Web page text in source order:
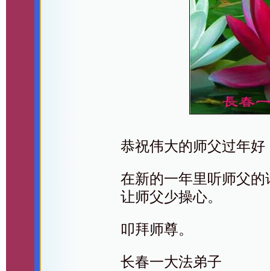
恭祝伟大的师父过年好
在新的一年里听师父
让师父少操心。
叩拜师尊。
长春一大法弟子